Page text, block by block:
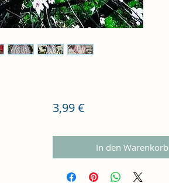
3,99 €Preis
In den Warenkorb